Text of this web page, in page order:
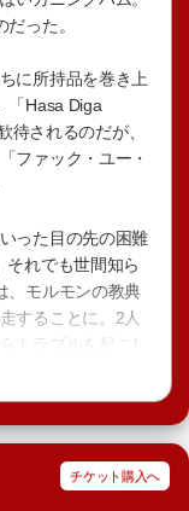
った。
に所持品を巻き上
「Hasa Diga
待されるのだが、
ファック・ユー・
った目の先の困難
それでも世間知ら
、モルモンの教典
することに。2人
トラブルを起こし
も変えてい
チケット購入へ